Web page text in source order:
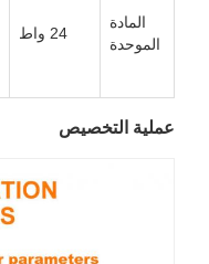
المادة
الموحدة
24 واط
عملية التخصيص